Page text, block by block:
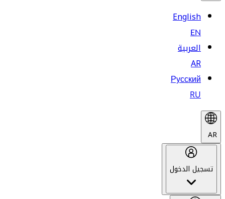
English
EN
العربية
AR
Русский
RU
AR
تسجيل الدخول